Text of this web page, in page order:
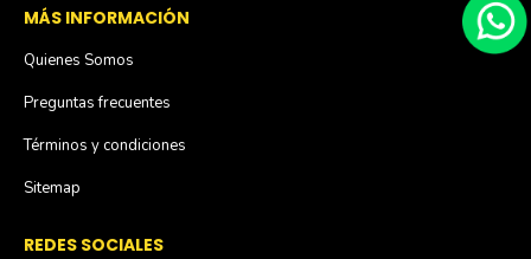
MÁS INFORMACIÓN
Quienes Somos
Preguntas frecuentes
Términos y condiciones
Sitemap
REDES SOCIALES